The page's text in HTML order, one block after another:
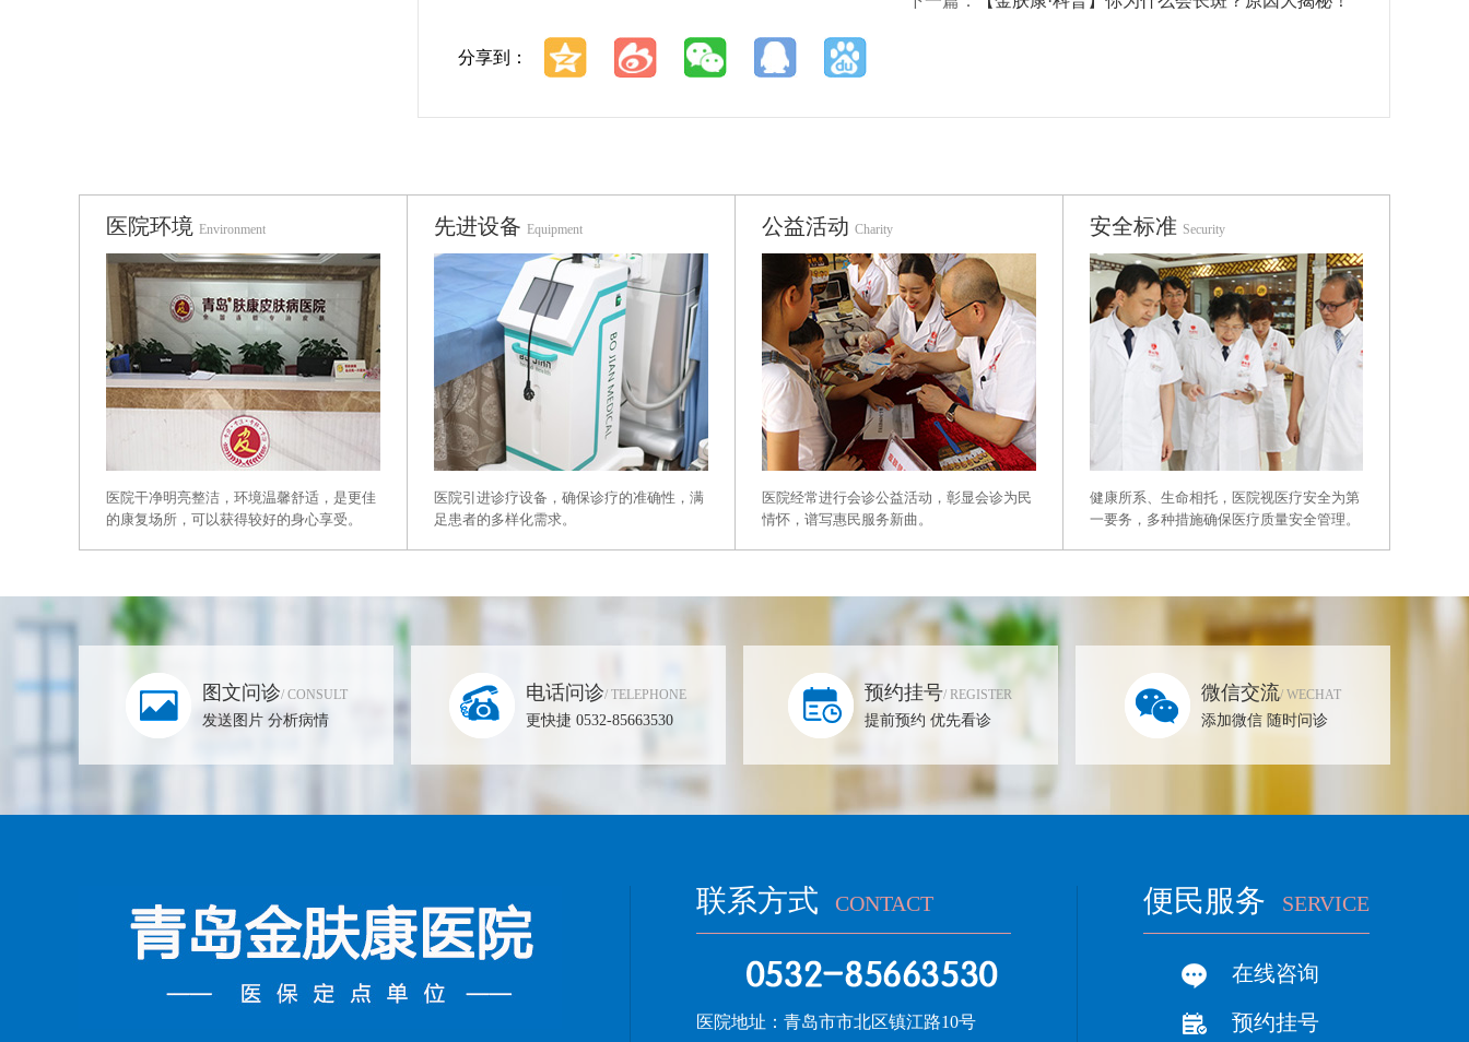
分享到：
医院环境 Environment
医院干净明亮整洁，环境温馨舒适，是更佳
的康复场所，可以获得较好的身心享受。
先进设备 Equipment
医院引进诊疗设备，确保诊疗的准确性，满
足患者的多样化需求。
公益活动 Charity
医院经常进行会诊公益活动，彰显会诊为民
情怀，谱写惠民服务新曲。
安全标准 Security
健康所系、生命相托，医院视医疗安全为第
一要务，多种措施确保医疗质量安全管理。
图文问诊/ CONSULT
发送图片 分析病情
电话问诊/ TELEPHONE
更快捷 0532-85663530
预约挂号/ REGISTER
提前预约 优先看诊
微信交流/ WECHAT
添加微信 随时问诊
联系方式 CONTACT
医院地址： 青岛市市北区镇江路10号
便民服务 SERVICE
在线咨询
预约挂号